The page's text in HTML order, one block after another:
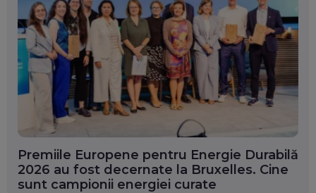
Premiile Europene pentru Energie Durabilă
2026 au fost decernate la Bruxelles. Cine
sunt campionii energiei curate